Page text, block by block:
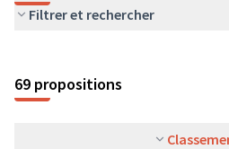
Filtrer et rechercher
69 propositions